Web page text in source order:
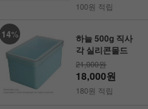
100원 적립
14%
하늘 500g 직사
각 실리콘몰드
21,000원
18,000원
180원 적립